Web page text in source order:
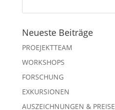
Neueste Beiträge
PROEJEKTTEAM
WORKSHOPS
FORSCHUNG
EXKURSIONEN
AUSZEICHNUNGEN & PREISE